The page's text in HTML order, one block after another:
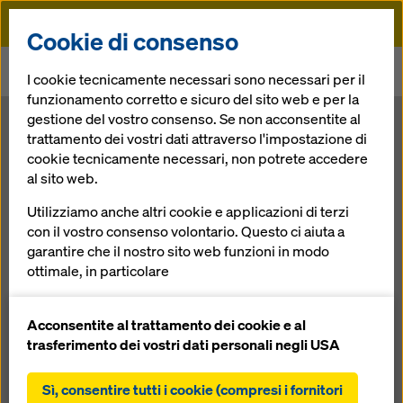
Doka
Palazzo Lombardia: Miglior Edificio Alto d'Europa 2012
Palazzo
Lombardia:
Miglior Edificio
Alto d'Europa
2012
Cookie di consenso
I cookie tecnicamente necessari sono necessari per il
funzionamento corretto e sicuro del sito web e per la
gestione del vostro consenso. Se non acconsentite al
trattamento dei vostri dati attraverso l'impostazione di
cookie tecnicamente necessari, non potrete accedere
al sito web.
Utilizziamo anche altri cookie e applicazioni di terzi
con il vostro consenso volontario. Questo ci aiuta a
garantire che il nostro sito web funzioni in modo
ottimale, in particolare
nostro sito web (cookie funzionali e statistici),
facilitare un processo di acquisto senza problemi
statistici),
Acconsentite al trattamento dei cookie e al
trasferimento dei vostri dati personali negli USA
Sì, consentire tutti i cookie (compresi i fornitori